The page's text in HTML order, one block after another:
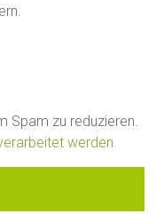
Spam zu reduzieren.
werden.